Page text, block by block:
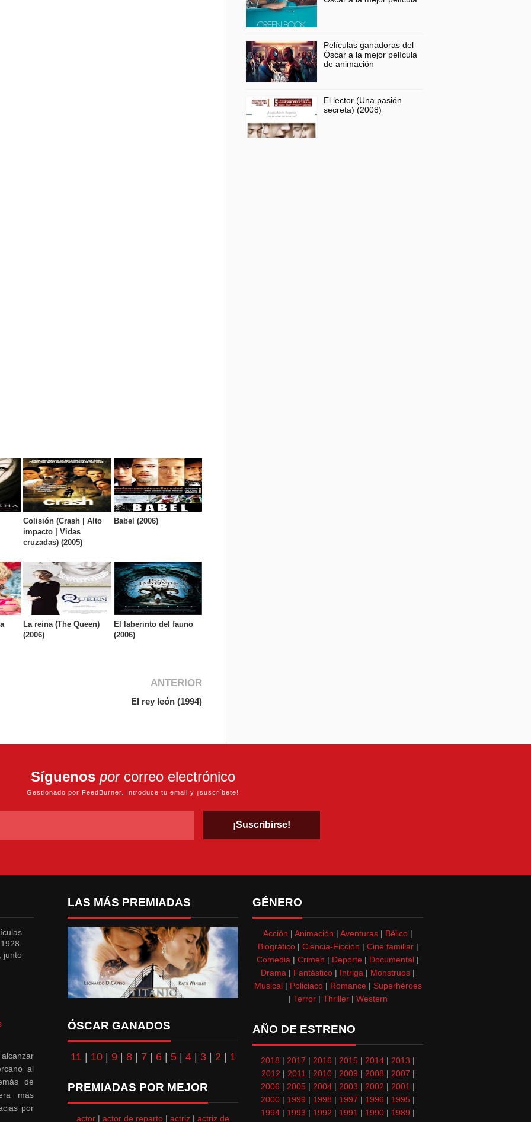
Colisión (Crash | Alto
impacto | Vidas
cruzadas) (2005)
Babel (2006)
La reina (The Queen)
(2006)
El laberinto del fauno
(2006)
ANTERIOR
El rey león (1994)
Películas ganadoras del
Óscar a la mejor película
de animación
El lector (Una pasión
secreta) (2008)
Síguenos porcorreo electrónico
Gestionado por FeedBurner. Introduce tu email y ¡suscríbete!
LAS MÁS PREMIADAS
ÓSCAR GANADOS
11| 10| 9| 8| 7 6| 5| 4| 3| 2 1
PREMIADAS POR MEJOR
actor | actor de reparto | actriz | actriz de
GÉNERO
Acción | Animación | Aventuras | Bélico |
Biográfico| Ciencia-Ficción | Cine familiar|
Comedia | Crimen | Deporte | Documental |
Drama | Fantástico | Intriga | Monstruos |
Musical| Policiaco| Romance| Superhéroes
| Terror| Thriller| Western
AÑO DE ESTRENO
2018 | 2017 | 2016 | 2015 | 2014 | 2013 |
2012 | 2011 | 2010| 2009 | 2008 | 2007 |
2006 | 2005 | 2004 | 2003 | 2002 | 2001 |
2000 | 1999 | 1998 | 1997 | 1996 | 1995 |
1994 | 1993 | 1992 | 1991 | 1990 | 1989 |
junto
al
de
más
por